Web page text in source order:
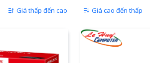
Giá thấp đến cao Giá cao đến thấp